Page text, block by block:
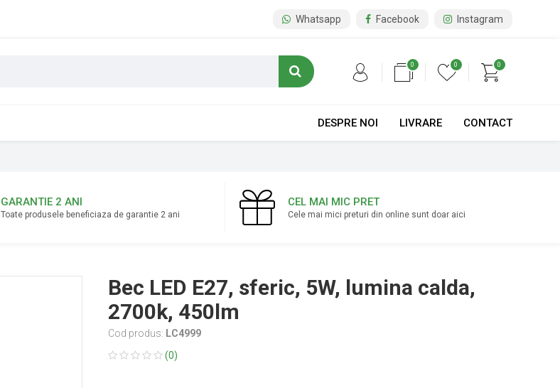
Whatsapp Facebook Instagram
0
0
0
CONTACT
LIVRARE
DESPRE NOI
GARANTIE 2 ANI
Toate produsele beneficiaza de garantie 2 ani
CEL MAI MIC PRET
Cele mai mici preturi din online sunt doar aici
Bec LED E27, sferic, 5W, lumina calda,
2700k, 450lm
Cod produs: LC4999
(0)